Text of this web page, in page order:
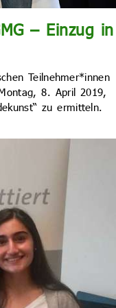
– Einzug in
Teilnehmer*innen
8. April 2019,
zu ermitteln.